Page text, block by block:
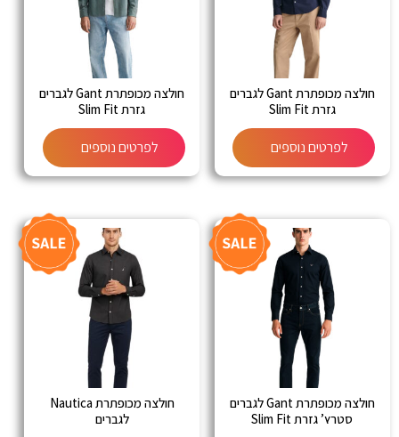
חולצה מכופתרת Gant לגברים
גזרת Slim Fit
לפרטים נוספים
חולצה מכופתרת Gant לגברים
גזרת Slim Fit
לפרטים נוספים
חולצה מכופתרת Gant לגברים
סטרץ’ גזרת Slim Fit
חולצה מכופתרת Nautica
לגברים